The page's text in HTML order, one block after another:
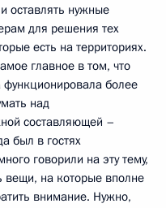
оставлять нужные
для решения тех
есть на территориях.
главное в том, что
функционировала более
над
составляющей –
был в гостях
говорили на эту тему,
вещи, на которые вполне
внимание. Нужно,